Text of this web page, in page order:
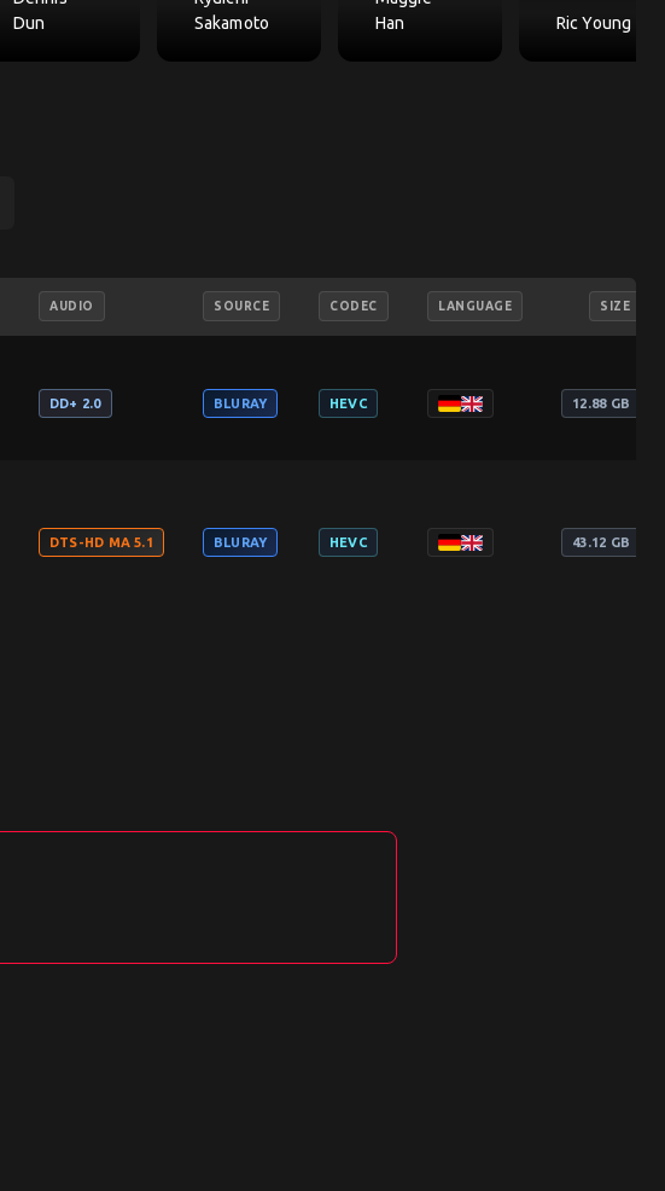
Dun
Sakamoto
Han
Ric Young
AUDIO SOURCE CODEC LANGUAGE SIZE
DD+ 2.0 BLURAY HEVC 12.88 GB
DTS-HD MA 5.1 BLURAY HEVC 43.12 GB